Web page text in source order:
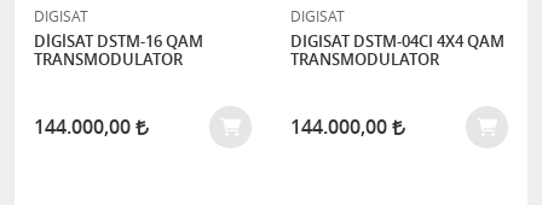
DIGISAT
DİGİSAT DSTM-16 QAM
TRANSMODULATOR
144.000,00
DIGISAT
DIGISAT DSTM-04CI 4X4 QAM
TRANSMODULATOR
144.000,00